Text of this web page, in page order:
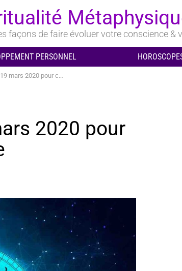
façons de faire évoluer votre conscience &
PERSONNEL
pour chaque signe du zodiaque
2020 pour